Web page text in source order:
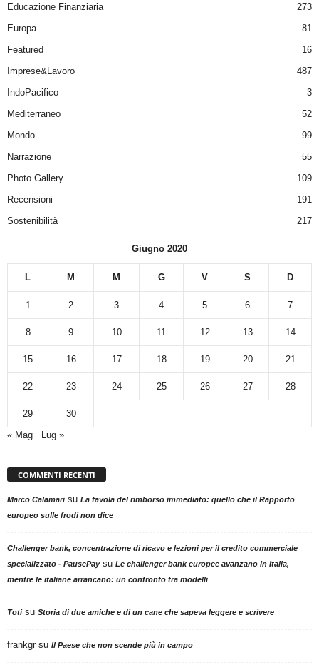
Educazione Finanziaria
273
Europa
81
Featured
16
Imprese&Lavoro
487
IndoPacifico
3
Mediterraneo
52
Mondo
99
Narrazione
55
Photo Gallery
109
Recensioni
191
Sostenibilità
217
Giugno 2020
L M M G V S D
1 2 3 4 5 6 7
8 9 10 11 12 13 14
15 16 17 18 19 20 21
22 23 24 25 26 27 28
29
30
« Mag
Lug »
COMMENTI RECENTI
Marco Calamarisu La favola del rimborso immediato: quello che il Rapporto
europeo sulle frodi non dice
Challenger bank, concentrazione di ricavo e lezioni per il credito commerciale
specializzato - PausePaysu Le challenger bank europee avanzano in Italia,
mentre le italiane arrancano: un confronto tra modelli
Totisu Storia di due amiche e di un cane che sapeva leggere e scrivere
frankgr su Il Paese che non scende più in campo